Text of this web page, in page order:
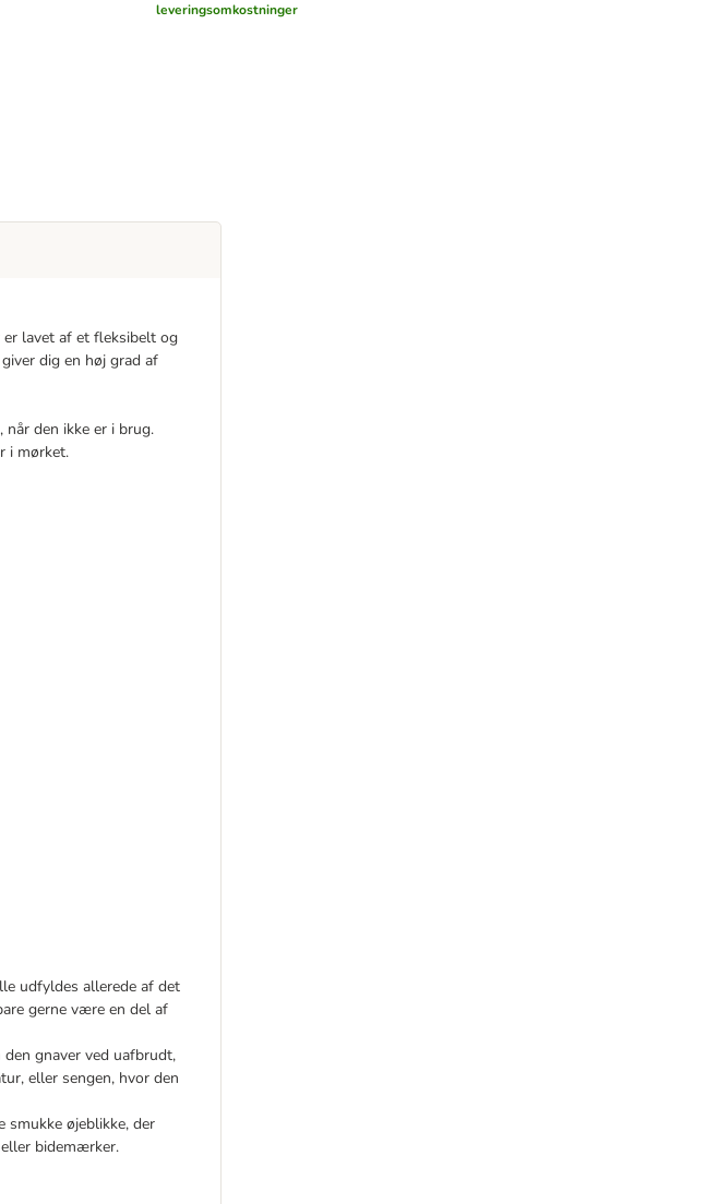
leveringsomkostninger
lavet af et fleksibelt og
giver dig en høj grad af
den ikke er i brug.
i mørket.
udfyldes allerede af det
gerne være en del af
gnaver ved uafbrudt,
eller sengen, hvor den
øjeblikke, der
bidemærker.